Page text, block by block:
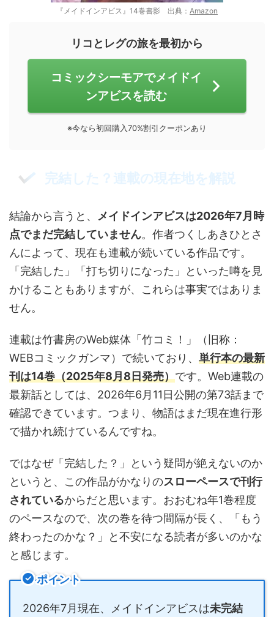
『メイドインアビス』14巻書影 出典： Amazon
リコとレグの旅を最初から
コミックシーモアでメイドイ
ンアビスを読む
※今なら初回購入70%割引クーポンあり
完結した？連載の現在地を解説
結論から言うと、
メイドインアビスは2026年7月時
点でまだ完結していません。作者つくしあきひとさ
んによって、現在も連載が続いている作品です。
「完結した」「打ち切りになった」といった噂を見
かけることもありますが、これらは事実ではありま
せん。
連載は竹書房のWeb媒体「竹コミ！」（旧称：
WEBコミックガンマ）で続いており、 単行本の最新
刊は14巻（2025年8月8日発売）です。Web連載の
最新話としては、2026年6月11日公開の第73話まで
確認できています。つまり、物語はまだ現在進行形
で描かれ続けているんですね。
ではなぜ「完結した？」という疑問が絶えないのか
というと、この作品がかなりのスローペースで刊行
されているからだと思います。おおむね年1巻程度
のペースなので、次の巻を待つ間隔が長く、「もう
終わったのかな？」と不安になる読者が多いのかな
と感じます。
ポイント
2026年7月現在、メイドインアビスは未完結